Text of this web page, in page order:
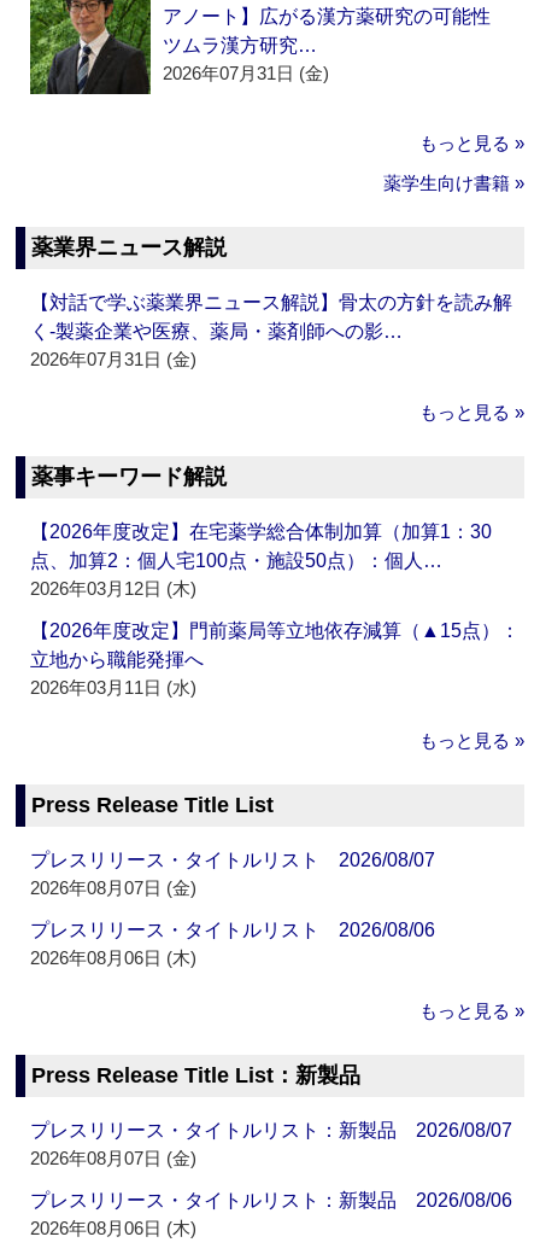
アノート】広がる漢方薬研究の可能性
ツムラ漢方研究…
2026年07月31日 (金)
もっと見る »
薬学生向け書籍 »
薬業界ニュース解説
【対話で学ぶ薬業界ニュース解説】骨太の方針を読み解
く‐製薬企業や医療、薬局・薬剤師への影…
2026年07月31日 (金)
もっと見る »
薬事キーワード解説
【2026年度改定】在宅薬学総合体制加算（加算1：30
点、加算2：個人宅100点・施設50点）：個人…
2026年03月12日 (木)
【2026年度改定】門前薬局等立地依存減算（▲15点）：
立地から職能発揮へ
2026年03月11日 (水)
もっと見る »
Press Release Title List
プレスリリース・タイトルリスト 2026/08/07
2026年08月07日 (金)
プレスリリース・タイトルリスト 2026/08/06
2026年08月06日 (木)
もっと見る »
Press Release Title List：新製品
プレスリリース・タイトルリスト：新製品 2026/08/07
2026年08月07日 (金)
プレスリリース・タイトルリスト：新製品 2026/08/06
2026年08月06日 (木)